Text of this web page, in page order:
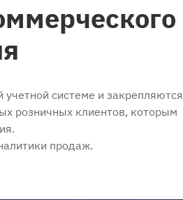
системе и закрепляются
розничных клиентов, которым
продаж.